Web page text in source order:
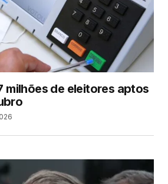
milhões de eleitores aptos